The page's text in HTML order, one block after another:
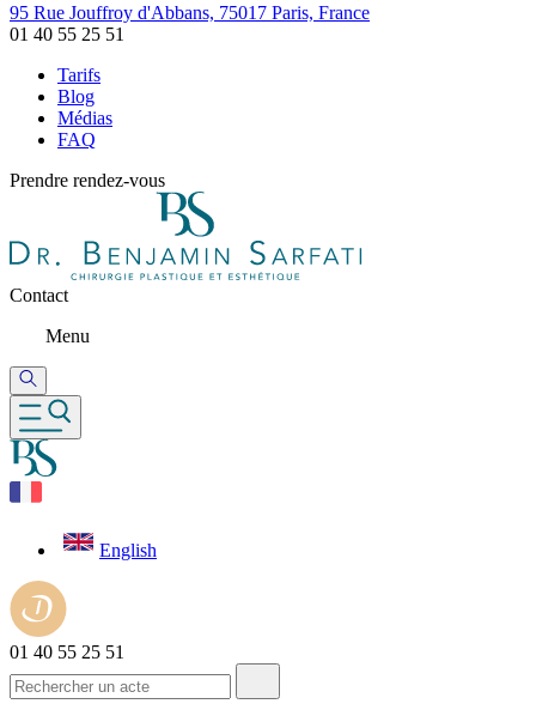
95 Rue Jouffroy d'Abbans, 75017 Paris, France
01 40 55 25 51
Tarifs
Blog
Médias
FAQ
Prendre rendez-vous
Contact
Menu
English
01 40 55 25 51